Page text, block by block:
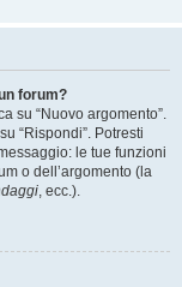
forum?
su “Nuovo argomento”.
“Rispondi”. Potresti
le tue funzioni
o dell’argomento (la
, ecc.).